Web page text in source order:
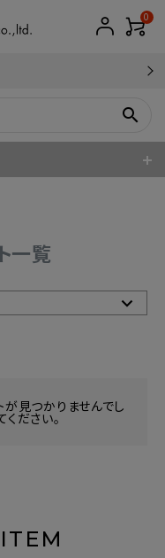
0
search
一覧
見つかりませんでし
ださい。